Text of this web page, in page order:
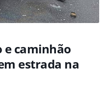
e caminhão
estrada na